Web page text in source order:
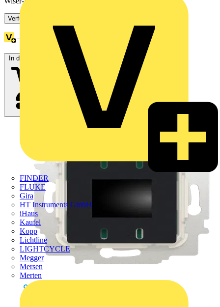
FINDER
FLUKE
Gira
HT Instruments GmbH
iHaus
Kaufel
Kopp
Lichtline
LIGHTCYCLE
Megger
Mersen
Merten
Verfügbar: 3 Händler
Treuepunkte:
In den Warenkorb